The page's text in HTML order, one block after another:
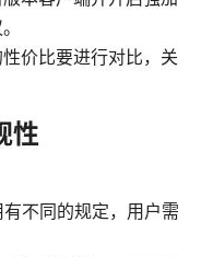
价比要进行对比，关
性
不同的规定，用户需